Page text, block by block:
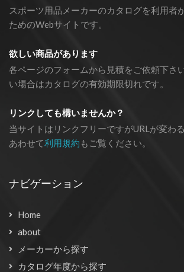
スポーツ用品メーカーのカタログを利用者
ためのWebサイトです。
欲しい商品があります
各ページのフォームから見積をご依頼下さ
い場合はカタログの有効期限切れです。
リンクしても構いませんか？
当サイトはリンクフリーですがURLが変わ
あわせて利用規約 もご覧ください。
ナビゲーション
Home
about
メーカーから探す
カタログ年度から探す